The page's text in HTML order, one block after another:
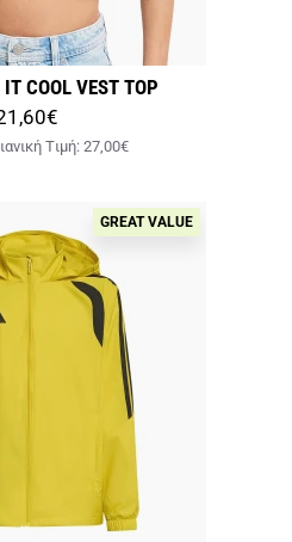
IT COOL VEST TOP
Tιμή:27,00€
GREAT VALUE